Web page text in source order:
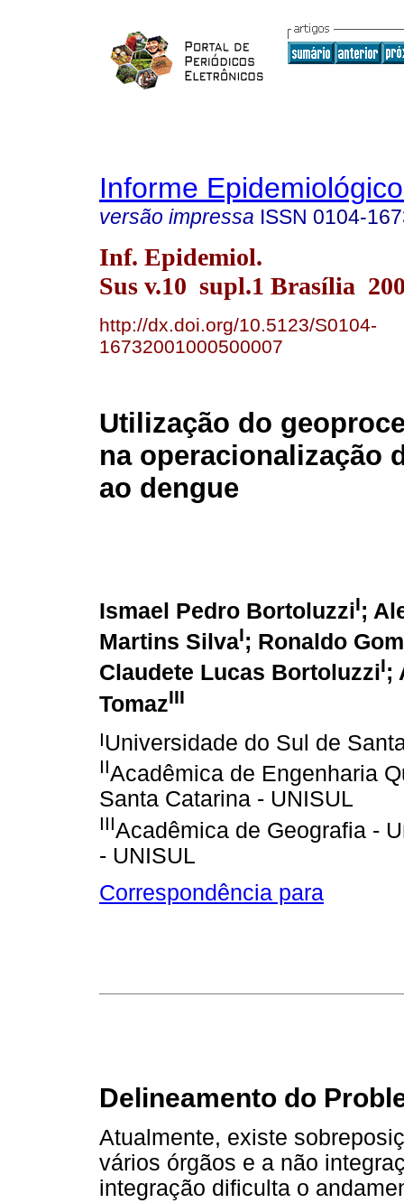
Informe
versão impressa ISSN 0104-
Inf. Epidemiol.
Sus v.10 supl.1 Brasília
http://dx.doi.org/10.5123/S0104-
16732001000500007
Utilização do
na operacionalização
ao dengue
Ismael Pedro BortoluzziI;
Martins SilvaI; Ronaldo
Claudete Lucas BortoluzziI;
TomazIII
IUniversidade do Sul de
IIAcadêmica de Engenharia
Santa Catarina - UNISUL
IIIAcadêmica de Geografia -
- UNISUL
Correspondência para
Delineamento do
Atualmente, existe
vários órgãos e a não
integração dificulta o